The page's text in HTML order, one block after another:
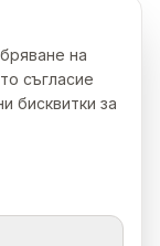
на
съгласие
бисквитки за